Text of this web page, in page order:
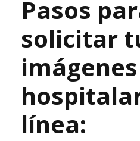
Pasos
solicitar
imágenes
línea: